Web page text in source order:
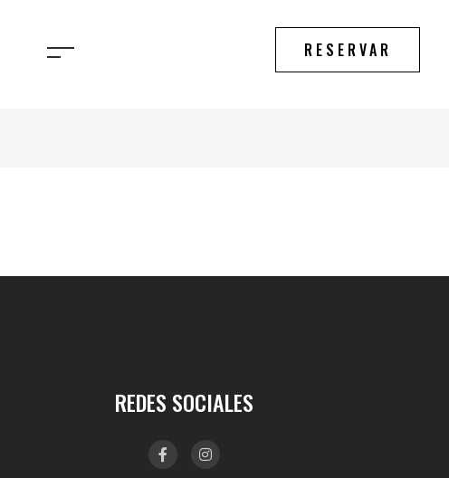
RESERVAR
REDES SOCIALES